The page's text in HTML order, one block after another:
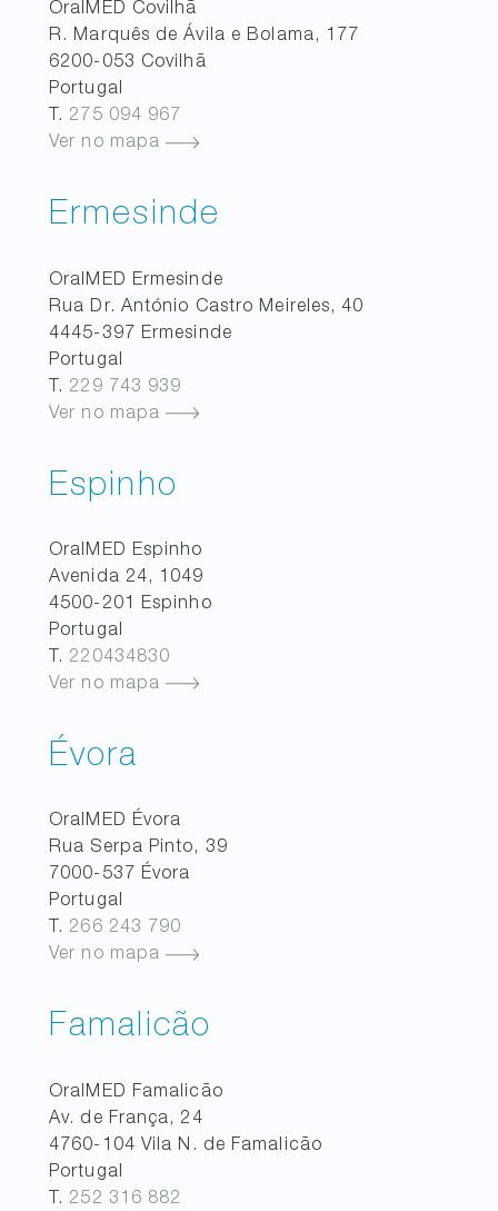
OralMED Covilhã
R. Marquês de Ávila e Bolama, 177
6200-053 Covilhã
Portugal
T. 275 094 967
Ver no mapa
Ermesinde
OralMED Ermesinde
Rua Dr. António Castro Meireles, 40
4445-397 Ermesinde
Portugal
T. 229 743 939
Ver no mapa
Espinho
OralMED Espinho
Avenida 24, 1049
4500-201
Espinho
Portugal
T. 220434830
Ver no mapa
Évora
OralMED Évora
Rua Serpa Pinto, 39
7000-537 Évora
Portugal
T. 266 243 790
Ver no mapa
Famalicão
OralMED Famalicão
Av. de França, 24
4760-104 Vila N. de Famalicão
Portugal
T. 252 316 882